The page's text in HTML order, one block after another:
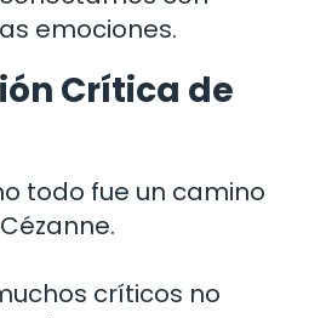
emociones.
Crítica de
todo fue un camino
críticos no